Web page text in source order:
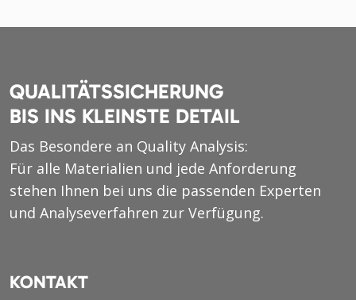
QUALITÄTSSICHERUNG
BIS INS KLEINSTE DETAIL
Das Besondere an Quality Analysis:
Für alle Materialien und jede Anforderung
stehen Ihnen bei uns die passenden Experten
und Analyseverfahren zur Verfügung.
KONTAKT